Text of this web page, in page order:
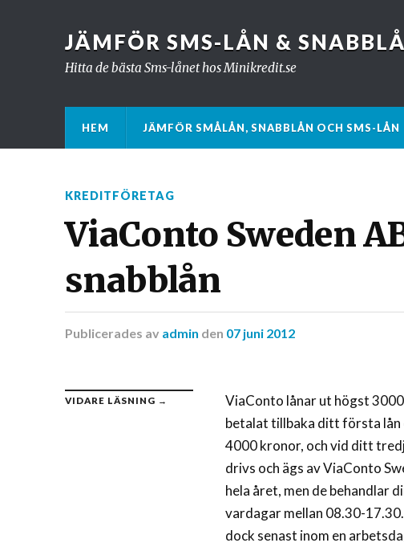
JÄMFÖR SMS-LÅN &
Hitta de bästa Sms-lånet hos Minikredit.se
HEM JÄMFÖR SMÅLÅN, SNABBLÅN OCH SMS-LÅN
KREDITFÖRETAG
ViaConto Sweden
snabblån
Publicerades av admin den 07 juni 2012
VIDARE LÄSNING →
ViaConto lånar ut högst
betalat tillbaka ditt första lån
4000 kronor, och vid ditt
drivs och ägs av ViaConto
hela året, men de behandlar
vardagar mellan 08.30-
dock senast inom en